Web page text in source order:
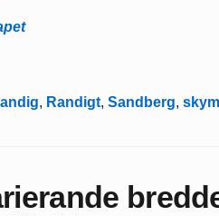
, Randigt,Sandberg,